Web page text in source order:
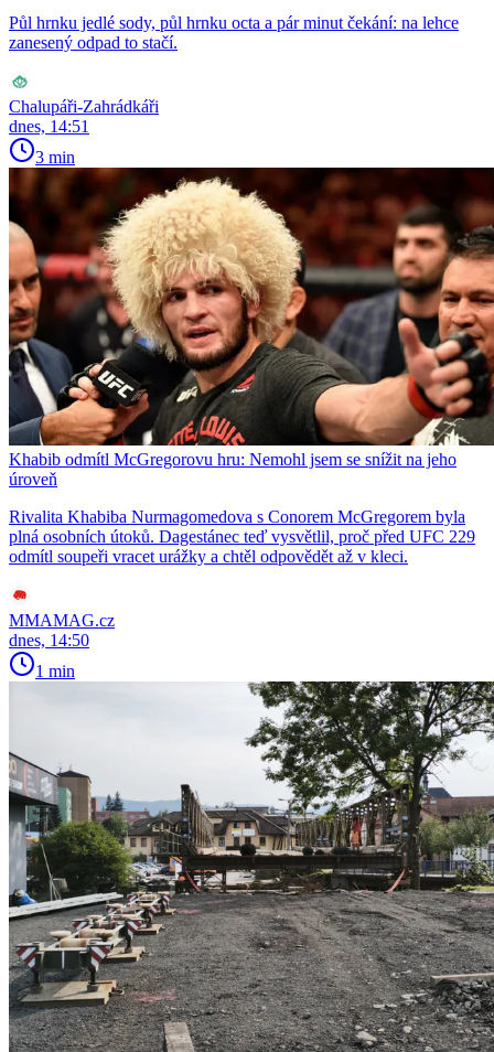
Půl hrnku jedlé sody, půl hrnku octa a pár minut čekání: na lehce
zanesený odpad to stačí.
Chalupáři-Zahrádkáři
dnes, 14:51
3 min
Khabib odmítl McGregorovu hru: Nemohl jsem se snížit na jeho
úroveň
Rivalita Khabiba Nurmagomedova s Conorem McGregorem byla
plná osobních útoků. Dagestánec teď vysvětlil, proč před UFC 229
odmítl soupeři vracet urážky a chtěl odpovědět až v kleci.
MMAMAG.cz
dnes, 14:50
1 min